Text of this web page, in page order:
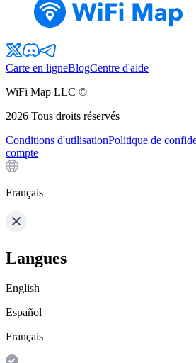
Carte en ligneBlogCentre d'aide
WiFi Map LLC ©
2026 Tous droits réservés
Conditions d'utilisationPolitique de
compte
Français
Langues
English
Español
Français